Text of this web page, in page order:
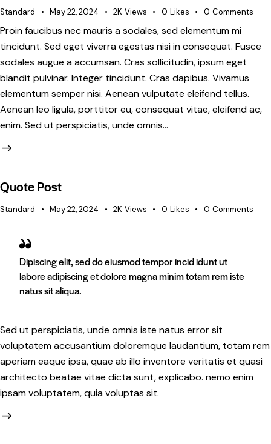
Standard May 22, 2024 2K Views 0 Likes 0 Comments
Proin faucibus nec mauris a sodales, sed elementum mi
tincidunt. Sed eget viverra egestas nisi in consequat. Fusce
sodales augue a accumsan. Cras sollicitudin, ipsum eget
blandit pulvinar. Integer tincidunt. Cras dapibus. Vivamus
elementum semper nisi. Aenean vulputate eleifend tellus.
Aenean leo ligula, porttitor eu, consequat vitae, eleifend ac,
enim. Sed ut perspiciatis, unde omnis…
Quote Post
Standard May 22, 2024 2K Views 0 Likes 0 Comments
Dipiscing elit, sed do eiusmod tempor incid idunt ut
labore adipiscing et dolore magna minim totam rem iste
natus sit aliqua.
Sed ut perspiciatis, unde omnis iste natus error sit
voluptatem accusantium doloremque laudantium, totam rem
aperiam eaque ipsa, quae ab illo inventore veritatis et quasi
architecto beatae vitae dicta sunt, explicabo. nemo enim
ipsam voluptatem, quia voluptas sit.